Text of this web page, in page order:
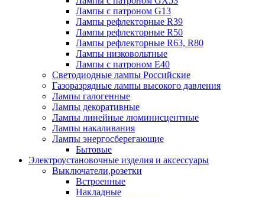
Лампы с патроном G13
Лампы рефлекторные R39
Лампы рефлекторные R50
Лампы рефлекторные R63, R80
Лампы низковольтные
Лампы с патроном Е40
Светодиодные лампы Российские
Газоразрядные лампы высокого давления
Лампы галогенные
Лампы декоративные
Лампы линейные люминисцентные
Лампы накаливания
Лампы энергосберегающие
Бытовые
Электроустановочные изделия и аксессуары
Выключатели,розетки
Встроенные
Накладные